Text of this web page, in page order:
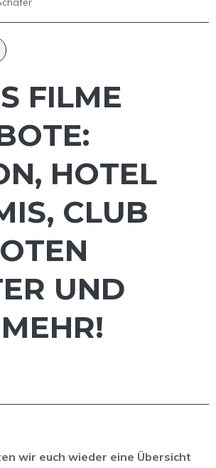
FILME
HOTEL
CLUB
UND
wir euch wieder eine Übersicht